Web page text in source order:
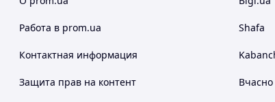
Работа в prom.ua
Контактная информация
Защита прав на контент
Shafa
Вчасно